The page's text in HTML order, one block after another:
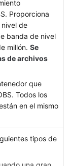
Proporciona
de
banda de nivel
millón. Se
de archivos
que
Todos los
en el mismo
tipos de